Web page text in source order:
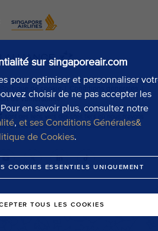
sur singaporeair.com
pour optimiser et personnaliser
choisir de ne pas accepter les
en savoir plus, consultez notre
, et ses Conditions Générales&
de Cookies.
COOKIES ESSENTIELS UNIQUEMENT
TOUS LES COOKIES